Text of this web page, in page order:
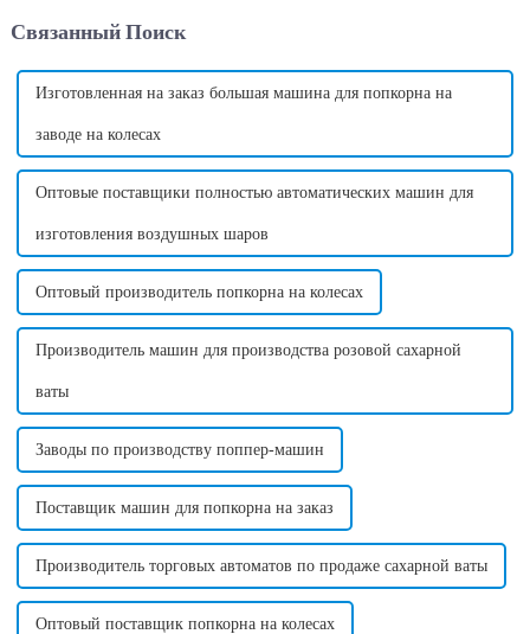
Однако, помимо внешнего
Связанный Поиск
Изготовленная на заказ большая машина для попкорна на
заводе на колесах
Оптовые поставщики полностью автоматических машин для
изготовления воздушных шаров
Оптовый производитель попкорна на колесах
Производитель машин для производства розовой сахарной
ваты
Заводы по производству поппер-машин
Поставщик машин для попкорна на заказ
Производитель торговых автоматов по продаже сахарной ваты
Оптовый поставщик попкорна на колесах